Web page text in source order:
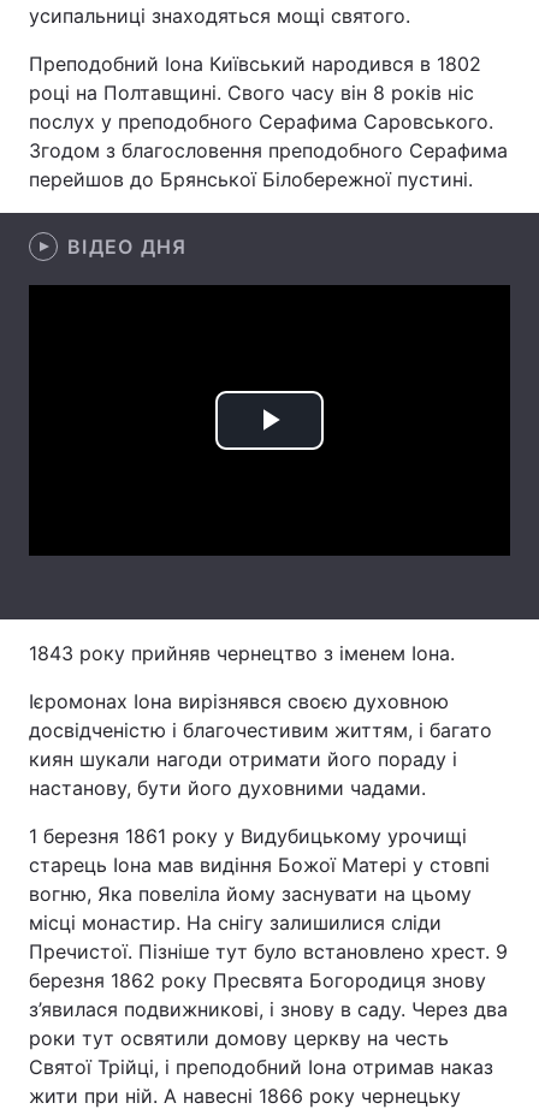
Політика
Економіка Світ
Спорт Наука
Техно і зв'язок Лайт
Зброя
Регіони
Послуги
Тема оформлення
усипальниці знаходяться мощі святого.
Преподобний Іона Київський народився в 1802
році на Полтавщині. Свого часу він 8 років ніс
послух у преподобного Серафима Саровського.
Згодом з благословення преподобного Серафима
перейшов до Брянської Білобережної пустині.
ВІДЕО ДНЯ
Play
1843 року прийняв чернецтво з іменем Іона.
Ієромонах Іона вирізнявся своєю духовною
досвідченістю і благочестивим життям, і багато
киян шукали нагоди отримати його пораду і
настанову, бути його духовними чадами.
1 березня 1861 року у Видубицькому урочищі
старець Іона мав видіння Божої Матері у стовпі
вогню, Яка повеліла йому заснувати на цьому
місці монастир. На снігу залишилися сліди
Пречистої. Пізніше тут було встановлено хрест. 9
березня 1862 року Пресвята Богородиця знову
з’явилася подвижникові, і знову в саду. Через два
роки тут освятили домову церкву на честь
Святої Трійці, і преподобний Іона отримав наказ
жити при ній. А навесні 1866 року чернецьку